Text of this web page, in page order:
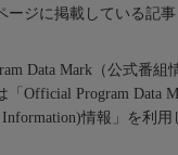
ージに掲載している記
Data Mark（公式番組
「Official Program Data
Information)情報」を利